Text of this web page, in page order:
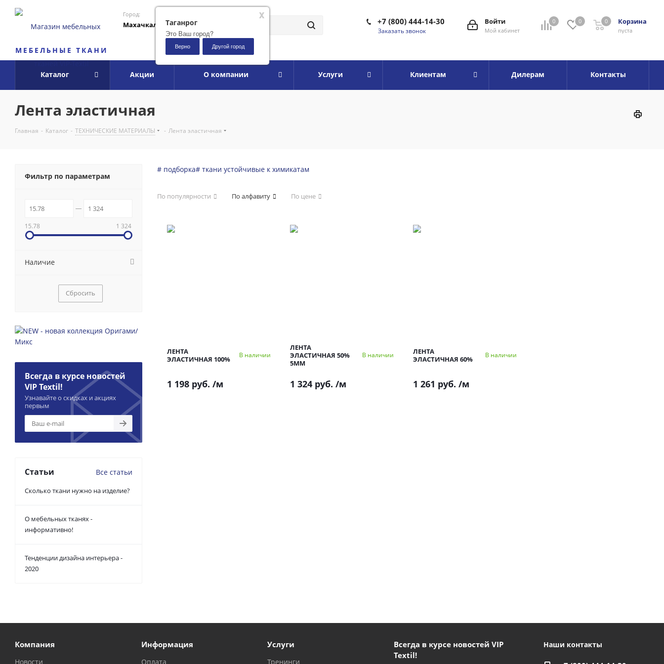
МЕБЕЛЬНЫЕ ТКАНИ
Город:
Махачкала 0 0 Корзина
пуста
0
Войти
Мой кабинет
+7 (800) 444-14-30
Заказать звонок
Каталог Акции О компании Услуги Клиентам Дилерам Контакты
x
Таганрог
Это Ваш город?
Верно Другой город
Лента эластичная
Главная - Каталог - ТЕХНИЧЕСКИЕ МАТЕРИАЛЫ - Лента эластичная
# подборка# ткани устойчивые к химикатам
По популярности По алфавиту По цене
ЛЕНТА
ЭЛАСТИЧНАЯ 100%
В наличии
1 198 руб. /м
ЛЕНТА
ЭЛАСТИЧНАЯ 50%
5ММ
В наличии
1 324 руб. /м
ЛЕНТА
ЭЛАСТИЧНАЯ 60%
В наличии
1 261 руб. /м
Фильтр по параметрам
15.78 1 324
Наличие
Сбросить
Всегда в курсе новостей
VIP Textil!
Узнавайте о скидках и акциях
первым
Статьи Все статьи
Сколько ткани нужно на изделие?
О мебельных тканях -
информативно!
Тенденции дизайна интерьера -
2020
Компания
Новости
Информация
Оплата
Услуги
Тренинги
Всегда в курсе новостей VIP
Textil!
Наши контакты